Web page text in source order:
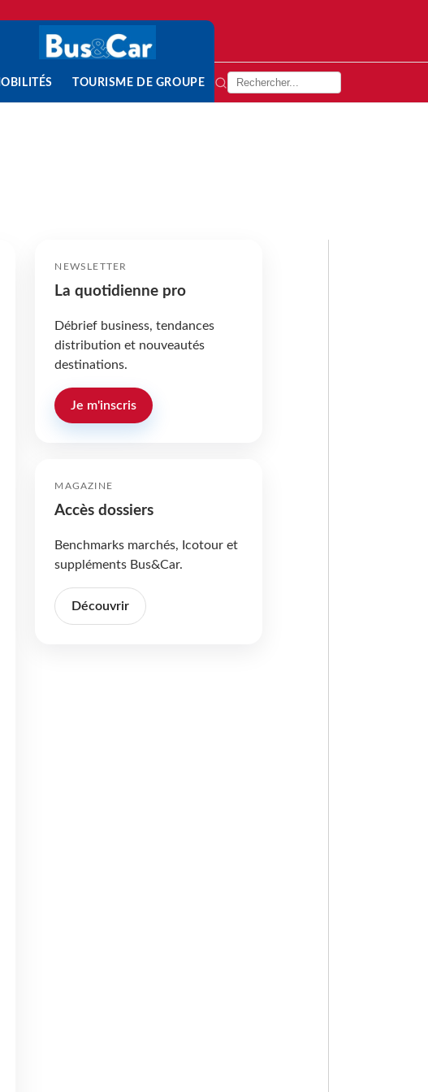
TOURISME DE GROUPE
NEWSLETTER
La quotidienne pro
Débrief business, tendances
distribution et nouveautés
destinations.
Je m'inscris
MAGAZINE
Accès dossiers
Benchmarks marchés, Icotour et
suppléments Bus&Car.
Découvrir